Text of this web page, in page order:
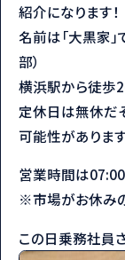
紹介になります！
名前は「大黒家
部）
横浜駅から徒歩
定休日は無休だ
可能性がありま
営業時間は
※市場がお休み
この日乗務社員